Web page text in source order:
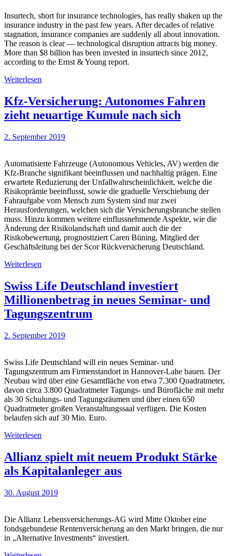
Insurtech, short for insurance technologies, has really shaken up the
insurance industry in the past few years. After decades of relative
stagnation, insurance companies are suddenly all about innovation.
The reason is clear — technological disruption attracts big money.
More than $8 billion has been invested in insurtech since 2012,
according to the Ernst & Young report.
Weiterlesen
Kfz-Versicherung: Autonomes Fahren
zieht neuartige Kumule nach sich
2. September 2019
Automatisierte Fahrzeuge (Autonomous Vehicles, AV) werden die
Kfz-Branche signifikant beeinflussen und nachhaltig prägen. Eine
erwartete Reduzierung der Unfallwahrscheinlichkeit, welche die
Risikoprämie beeinflusst, sowie die graduelle Verschiebung der
Fahraufgabe vom Mensch zum System sind nur zwei
Herausforderungen, welchen sich die Versicherungsbranche stellen
muss. Hinzu kommen weitere einflussnehmende Aspekte, wie die
Änderung der Risikolandschaft und damit auch die der
Risikobewertung, prognostiziert Caren Büning, Mitglied der
Geschäftsleitung bei der Scor Rückversicherung Deutschland.
Weiterlesen
Swiss Life Deutschland investiert
Millionenbetrag in neues Seminar- und
Tagungszentrum
2. September 2019
Swiss Life Deutschland will ein neues Seminar- und
Tagungszentrum am Firmenstandort in Hannover-Lahe bauen. Der
Neubau wird über eine Gesamtfläche von etwa 7.300 Quadratmeter,
davon circa 3.800 Quadratmeter Tagungs- und Bürofläche mit mehr
als 30 Schulungs- und Tagungsräumen und über einen 650
Quadratmeter großen Veranstaltungssaal verfügen. Die Kosten
belaufen sich auf 30 Mio. Euro.
Weiterlesen
Allianz spielt mit neuem Produkt Stärke
als Kapitalanleger aus
30. August 2019
Die Allianz Lebensversicherungs-AG wird Mitte Oktober eine
fondsgebundene Rentenversicherung an den Markt bringen, die nur
in „Alternative Investments“ investiert.